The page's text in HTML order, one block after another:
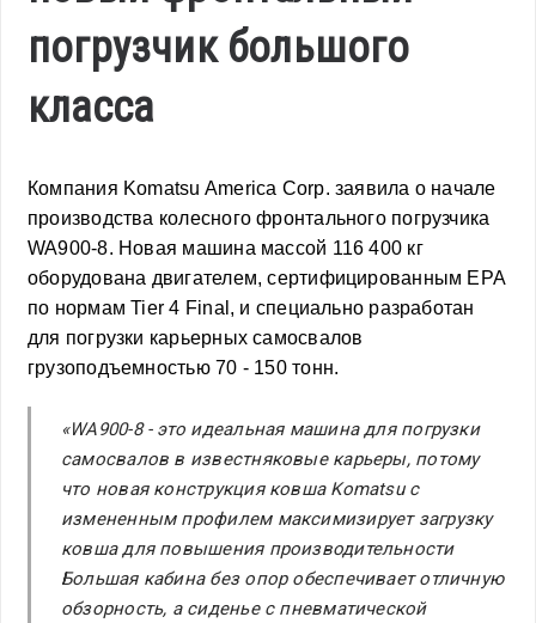
погрузчик большого
класса
Компания Komatsu America Corp. заявила о начале
производства колесного фронтального погрузчика
WA900-8. Новая машина массой 116 400 кг
оборудована двигателем, сертифицированным EPA
по нормам Tier 4 Final, и специально разработан
для погрузки карьерных самосвалов
грузоподъемностью 70 - 150 тонн.
«WA900-8 - это идеальная машина для погрузки
самосвалов в известняковые карьеры, потому
что новая конструкция ковша Komatsu с
измененным профилем максимизирует загрузку
ковша для повышения производительности
Большая кабина без опор обеспечивает отличную
обзорность, а сиденье с пневматической